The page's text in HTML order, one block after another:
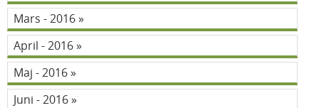
Mars - 2016
April - 2016
Maj - 2016
Juni - 2016